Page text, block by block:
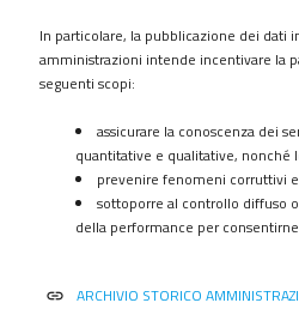
Controlli
sulle
contratti
contributi
In particolare, la pubblicazione dei dati
amministrazioni intende incentivare la
seguenti scopi:
assicurare la conoscenza dei
quantitative e qualitative, nonché
prevenire fenomeni corruttivi
sottoporre al controllo diffuso
della performance per
link ARCHIVIO STORICO